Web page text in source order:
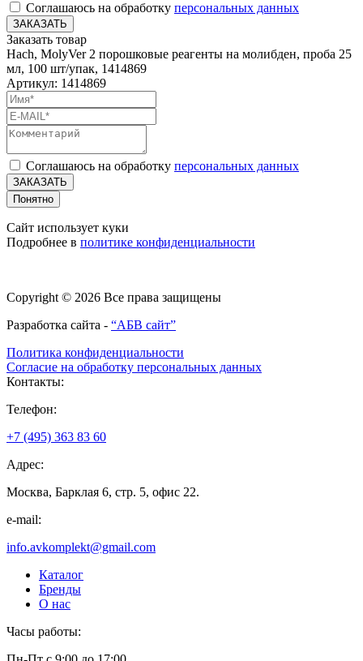
Соглашаюсь на обработку персональных данных
ЗАКАЗАТЬ
Заказать товар
Hach, MolyVer 2 порошковые реагенты на молибден, проба 25
мл, 100 шт/упак, 1414869
Артикул: 1414869
Соглашаюсь на обработку персональных данных
ЗАКАЗАТЬ
Понятно
Сайт использует куки
Подробнее в политике конфиденциальности
Copyright © 2026 Все права защищены
Разработка сайта - “АБВ сайт”
Политика конфиденциальности
Согласие на обработку персональных данных
Контакты:
Телефон:
+7 (495) 363 83 60
Адрес:
Москва, Барклая 6, стр. 5, офис 22.
e-mail:
info.avkomplekt@gmail.com
Каталог
Бренды
О нас
Часы работы: